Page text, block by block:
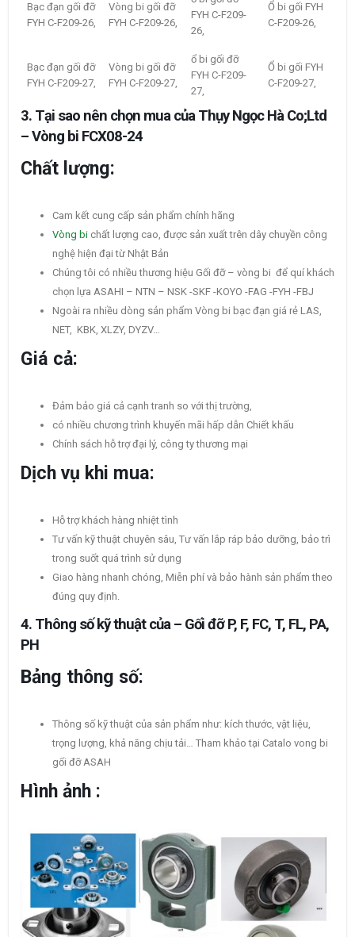
Bạc đạn gối đỡ
FYH C-F209-26,
Vòng bi gối đỡ
FYH C-F209-26,
FYH C-F209-
26,
Ổ bi gối FYH
C-F209-26,
Bạc đạn gối đỡ
FYH C-F209-27,
Vòng bi gối đỡ
FYH C-F209-27,
ổ bi gối đỡ
FYH C-F209-
27,
Ổ bi gối FYH
C-F209-27,
3. Tại sao nên chọn mua của Thụy Ngọc Hà Co;Ltd
– Vòng bi FCX08-24
Chất lượng:
Cam kết cung cấp sản phẩm chính hãng
Vòng bi chất lượng cao, được sản xuất trên dây chuyền công
nghệ hiện đại từ Nhật Bản
Chúng tôi có nhiều thương hiệu Gối đỡ – vòng bi để quí khách
chọn lựa ASAHI – NTN – NSK -SKF -KOYO -FAG -FYH -FBJ
Ngoài ra nhiều dòng sản phẩm Vòng bi bạc đạn giá rẻ LAS,
NET, KBK, XLZY, DYZV…
Giá cả:
Đảm bảo giá cả cạnh tranh so với thị trường,
có nhiều chương trình khuyến mãi hấp dẫn Chiết khấu
Chính sách hỗ trợ đại lý, công ty thương mại
Dịch vụ khi mua:
Hỗ trợ khách hàng nhiệt tình
Tư vấn kỹ thuật chuyên sâu, Tư vấn lắp ráp bảo dưỡng, bảo trì
trong suốt quá trình sử dụng
Giao hàng nhanh chóng, Miễn phí và bảo hành sản phẩm theo
đúng quy định.
4. Thông số kỹ thuật của – Gối đỡ P, F, FC, T, FL, PA,
PH
Bảng thông số:
Thông số kỹ thuật của sản phẩm như: kích thước, vật liệu,
trọng lượng, khả năng chịu tải… Tham khảo tại Catalo vong bi
gối đỡ ASAH
Hình ảnh :